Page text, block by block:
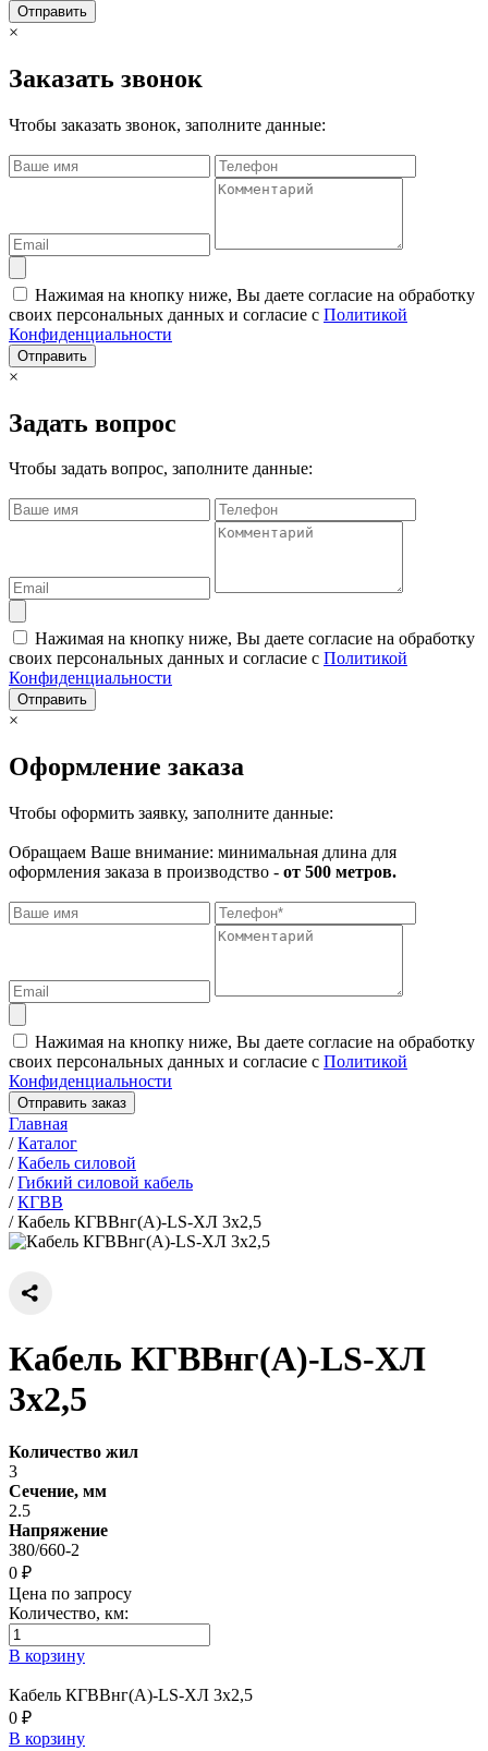
Отправить
×
Заказать звонок
Чтобы заказать звонок, заполните данные:
Нажимая на кнопку ниже, Вы даете согласие на обработку
своих персональных данных и согласие с Политикой
Конфиденциальности
Отправить
×
Задать вопрос
Чтобы задать вопрос, заполните данные:
Нажимая на кнопку ниже, Вы даете согласие на обработку
своих персональных данных и согласие с Политикой
Конфиденциальности
Отправить
×
Оформление заказа
Чтобы оформить заявку, заполните данные:
Обращаем Ваше внимание: минимальная длина для
оформления заказа в производство - от 500 метров.
Нажимая на кнопку ниже, Вы даете согласие на обработку
своих персональных данных и согласие с Политикой
Конфиденциальности
Отправить заказ
Главная
/Каталог
/Кабель силовой
/Гибкий силовой кабель
/КГВВ
/Кабель КГВВнг(А)-LS-ХЛ 3х2,5
Кабель КГВВнг(А)-LS-ХЛ
3х2,5
Количество жил
3
Сечение, мм
2.5
Напряжение
380/660-2
0 ₽
Цена по запросу
Количество, км:
В корзину
Кабель КГВВнг(А)-LS-ХЛ 3х2,5
0 ₽
В корзину